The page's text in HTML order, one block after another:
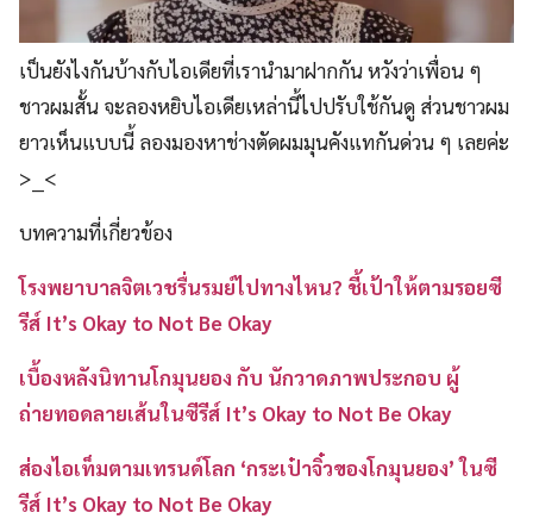
เป็นยังไงกันบ้างกับไอเดียที่เรานำมาฝากกัน หวังว่าเพื่อน ๆ
ชาวผมสั้น จะลองหยิบไอเดียเหล่านี้ไปปรับใช้กันดู ส่วนชาวผม
ยาวเห็นแบบนี้ ลองมองหาช่างตัดผมมุนคังแทกันด่วน ๆ เลยค่ะ
>__<
บทความที่เกี่ยวข้อง
โรงพยาบาลจิตเวชรื่นรมย์ไปทางไหน? ชี้เป้าให้ตามรอยซี
รีส์ It’s Okay to Not Be Okay
เบื้องหลังนิทานโกมุนยอง กับ นักวาดภาพประกอบ ผู้
ถ่ายทอดลายเส้นในซีรีส์ It’s Okay to Not Be Okay
ส่องไอเท็มตามเทรนด์โลก ‘กระเป๋าจิ๋วของโกมุนยอง’ ในซี
รีส์ It’s Okay to Not Be Okay